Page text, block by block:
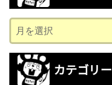
ー
カ
カテゴリー